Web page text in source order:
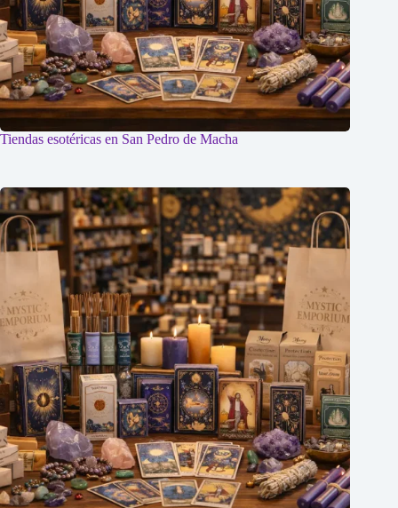
Tiendas esotéricas en San Pedro de Macha